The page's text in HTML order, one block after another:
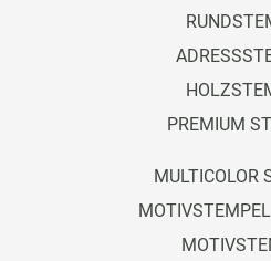
PREMIUM
MULTICOLOR